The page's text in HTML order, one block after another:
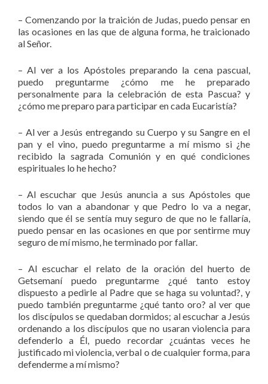
– Comenzando por la traición de Judas, puedo pensar en
las ocasiones en las que de alguna forma, he traicionado
al Señor.
– Al ver a los Apóstoles preparando la cena pascual,
puedo preguntarme ¿cómo me he preparado
personalmente para la celebración de esta Pascua? y
¿cómo me preparo para participar en cada Eucaristía?
– Al ver a Jesús entregando su Cuerpo y su Sangre en el
pan y el vino, puedo preguntarme a mí mismo si ¿he
recibido la sagrada Comunión y en qué condiciones
espirituales lo he hecho?
– Al escuchar que Jesús anuncia a sus Apóstoles que
todos lo van a abandonar y que Pedro lo va a negar,
siendo que él se sentía muy seguro de que no le fallaría,
puedo pensar en las ocasiones en que por sentirme muy
seguro de mí mismo, he terminado por fallar.
– Al escuchar el relato de la oración del huerto de
Getsemaní puedo preguntarme ¿qué tanto estoy
dispuesto a pedirle al Padre que se haga su voluntad?, y
puedo también preguntarme ¿qué tanto oro? al ver que
los discípulos se quedaban dormidos; al escuchar a Jesús
ordenando a los discípulos que no usaran violencia para
defenderlo a Él, puedo recordar ¿cuántas veces he
justificado mi violencia, verbal o de cualquier forma, para
defenderme a mí mismo?